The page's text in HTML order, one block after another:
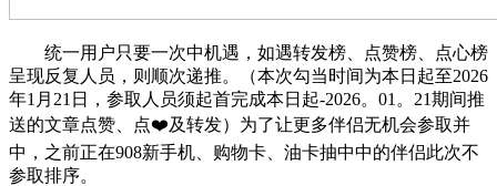
统一用户只要一次中机遇，如遇转发榜、点赞榜、点心榜
呈现反复人员，则顺次递推。（本次勾当时间为本日起至2026
年1月21日，参取人员须起首完成本日起-2026。01。21期间推
送的文章点赞、点❤️及转发）为了让更多伴侣无机会参取并
中，之前正在908新手机、购物卡、油卡抽中中的伴侣此次不
参取排序。